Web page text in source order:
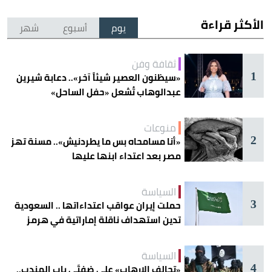
الأكثر قراءة يوم أسبوع شهر
1
ثقافة وفن
«سيظنون العصير شيئاً آخر».. دعابة شيرين
عبدالوهاب تُشعل «حفل الساحل»
2
منوعات
«أنا مسامحاه بس ما يطردنيش».. مسنة تهز
مصر بعد اعتداء ابنها عليها
3
السياسة
حملت إيران عواقب اعتداءاتها .. السعودية
تدين استهداف ناقلة إماراتية في هرمز
4
السياسة